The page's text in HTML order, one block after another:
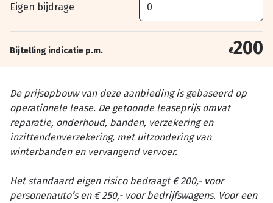
Eigen bijdrage
Bijtelling indicatie p.m. €200
De prijsopbouw van deze aanbieding is gebaseerd op
operationele lease. De getoonde leaseprijs omvat
reparatie, onderhoud, banden, verzekering en
inzittendenverzekering, met uitzondering van
winterbanden en vervangend vervoer.
Het standaard eigen risico bedraagt € 200,- voor
personenauto’s en € 250,- voor bedrijfswagens. Voor een